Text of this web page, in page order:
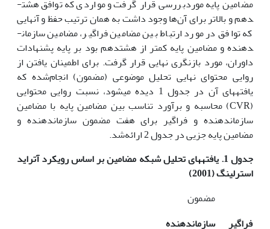
مضامین پایه موردبررسی قرار گرفت و مواردی که توافق هشت­
دهم و بالاتر برای آن‌ها وجود داشت به همان ترتیب حفظ و آنهایی
که توافق در مورد ارتباط بین مضامین فراگیر، مضامین سازمان­
دهنده و مضامین پایه کمتر از هشت­دهم بود بر پایه پشنهادات
داوران، مورد بازنگری نهایی قرار گرفت. برای اطمینان یافتن از
روایی محتوای نهایی تحلیل موضوعی (مضمون) انجام‌شده که
یافته­های آن در جدول 1 دیده می­شود، نسبت روایی محتوایی
(CVR) محاسبه و برآورد تناسب بین مضامین پایه با مضامین
سازمان­دهنده و فراگیر برای هفت مضمون سازمان­دهنده و
مضامین پایه جزیی در جدول 2 ارائه‌شد
.
جدول 1. یافته­های تحلیل شبکه مضامین بر اساس رویکرد آتراید
استرلینگ (2001)
فراگیر
مضمون
سازماندهنده